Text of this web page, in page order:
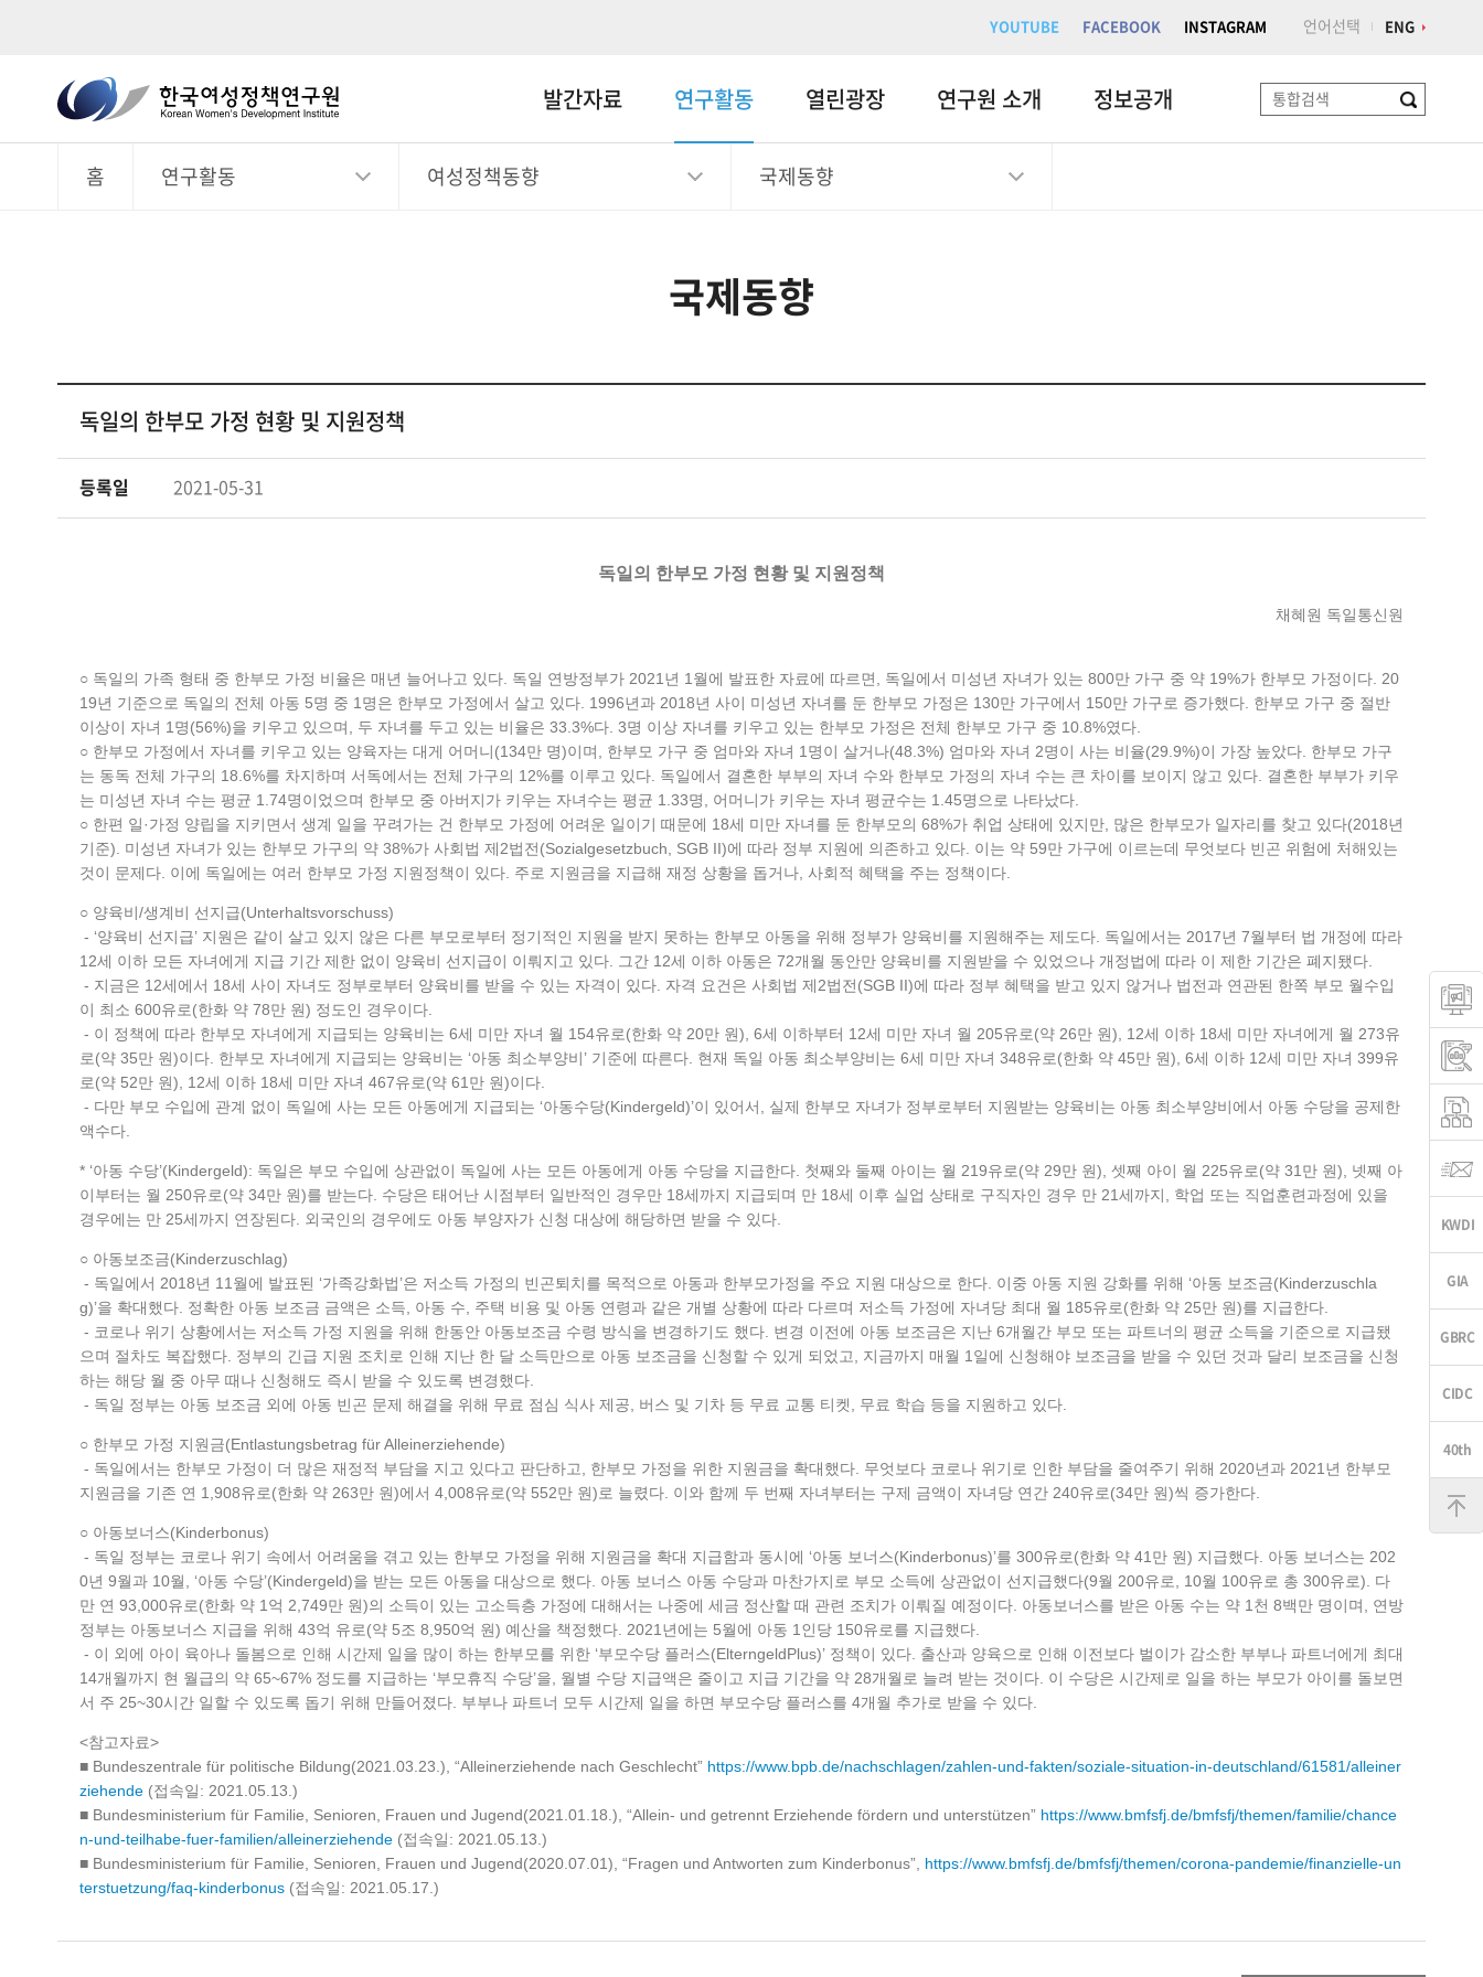
YOUTUBE FACEBOOK INSTAGRAM 언어선택 ENG
한
국
여
Development
Institute
검
체
발간자료 연구활동 열린광장 연구원 소개 정보공개
홈 연구활동 여성정책동향 국제동향
국제동향
독일의 한부모 가정 현황 및 지원정책
등록일 2021-05-31
독일의 한부모 가정 현황 및 지원정책
채혜원 독일통신원
○ 독일의 가족 형태 중 한부모 가정 비율은 매년 늘어나고 있다. 독일 연방정부가 2021년 1월에 발표한 자료에 따르면, 독일에서 미성년 자녀가 있는 800만 가구 중 약 19%가 한부모 가정이다. 20
19년 기준으로 독일의 전체 아동 5명 중 1명은 한부모 가정에서 살고 있다. 1996년과 2018년 사이 미성년 자녀를 둔 한부모 가정은 130만 가구에서 150만 가구로 증가했다. 한부모 가구 중 절반
이상이 자녀 1명(56%)을 키우고 있으며, 두 자녀를 두고 있는 비율은 33.3%다. 3명 이상 자녀를 키우고 있는 한부모 가정은 전체 한부모 가구 중 10.8%였다.
○ 한부모 가정에서 자녀를 키우고 있는 양육자는 대게 어머니(134만 명)이며, 한부모 가구 중 엄마와 자녀 1명이 살거나(48.3%) 엄마와 자녀 2명이 사는 비율(29.9%)이 가장 높았다. 한부모 가구
는 동독 전체 가구의 18.6%를 차지하며 서독에서는 전체 가구의 12%를 이루고 있다. 독일에서 결혼한 부부의 자녀 수와 한부모 가정의 자녀 수는 큰 차이를 보이지 않고 있다. 결혼한 부부가 키우
는 미성년 자녀 수는 평균 1.74명이었으며 한부모 중 아버지가 키우는 자녀수는 평균 1.33명, 어머니가 키우는 자녀 평균수는 1.45명으로 나타났다.
○ 한편 일·가정 양립을 지키면서 생계 일을 꾸려가는 건 한부모 가정에 어려운 일이기 때문에 18세 미만 자녀를 둔 한부모의 68%가 취업 상태에 있지만, 많은 한부모가 일자리를 찾고 있다(2018년
기준). 미성년 자녀가 있는 한부모 가구의 약 38%가 사회법 제2법전(Sozialgesetzbuch, SGB II)에 따라 정부 지원에 의존하고 있다. 이는 약 59만 가구에 이르는데 무엇보다 빈곤 위험에 처해있는
것이 문제다. 이에 독일에는 여러 한부모 가정 지원정책이 있다. 주로 지원금을 지급해 재정 상황을 돕거나, 사회적 혜택을 주는 정책이다.
○ 양육비/생계비 선지급(Unterhaltsvorschuss)
- ‘양육비 선지급’ 지원은 같이 살고 있지 않은 다른 부모로부터 정기적인 지원을 받지 못하는 한부모 아동을 위해 정부가 양육비를 지원해주는 제도다. 독일에서는 2017년 7월부터 법 개정에 따라
12세 이하 모든 자녀에게 지급 기간 제한 없이 양육비 선지급이 이뤄지고 있다. 그간 12세 이하 아동은 72개월 동안만 양육비를 지원받을 수 있었으나 개정법에 따라 이 제한 기간은 폐지됐다.
- 지금은 12세에서 18세 사이 자녀도 정부로부터 양육비를 받을 수 있는 자격이 있다. 자격 요건은 사회법 제2법전(SGB II)에 따라 정부 혜택을 받고 있지 않거나 법전과 연관된 한쪽 부모 월수입
이 최소 600유로(한화 약 78만 원) 정도인 경우이다.
- 이 정책에 따라 한부모 자녀에게 지급되는 양육비는 6세 미만 자녀 월 154유로(한화 약 20만 원), 6세 이하부터 12세 미만 자녀 월 205유로(약 26만 원), 12세 이하 18세 미만 자녀에게 월 273유
로(약 35만 원)이다. 한부모 자녀에게 지급되는 양육비는 ‘아동 최소부양비’ 기준에 따른다. 현재 독일 아동 최소부양비는 6세 미만 자녀 348유로(한화 약 45만 원), 6세 이하 12세 미만 자녀 399유
로(약 52만 원), 12세 이하 18세 미만 자녀 467유로(약 61만 원)이다.
- 다만 부모 수입에 관계 없이 독일에 사는 모든 아동에게 지급되는 ‘아동수당(Kindergeld)’이 있어서, 실제 한부모 자녀가 정부로부터 지원받는 양육비는 아동 최소부양비에서 아동 수당을 공제한
액수다.
* ‘아동 수당’(Kindergeld): 독일은 부모 수입에 상관없이 독일에 사는 모든 아동에게 아동 수당을 지급한다. 첫째와 둘째 아이는 월 219유로(약 29만 원), 셋째 아이 월 225유로(약 31만 원), 넷째 아
이부터는 월 250유로(약 34만 원)를 받는다. 수당은 태어난 시점부터 일반적인 경우만 18세까지 지급되며 만 18세 이후 실업 상태로 구직자인 경우 만 21세까지, 학업 또는 직업훈련과정에 있을
경우에는 만 25세까지 연장된다. 외국인의 경우에도 아동 부양자가 신청 대상에 해당하면 받을 수 있다.
○ 아동보조금(Kinderzuschlag)
- 독일에서 2018년 11월에 발표된 ‘가족강화법’은 저소득 가정의 빈곤퇴치를 목적으로 아동과 한부모가정을 주요 지원 대상으로 한다. 이중 아동 지원 강화를 위해 ‘아동 보조금(Kinderzuschla
g)’을 확대했다. 정확한 아동 보조금 금액은 소득, 아동 수, 주택 비용 및 아동 연령과 같은 개별 상황에 따라 다르며 저소득 가정에 자녀당 최대 월 185유로(한화 약 25만 원)를 지급한다.
- 코로나 위기 상황에서는 저소득 가정 지원을 위해 한동안 아동보조금 수령 방식을 변경하기도 했다. 변경 이전에 아동 보조금은 지난 6개월간 부모 또는 파트너의 평균 소득을 기준으로 지급됐
으며 절차도 복잡했다. 정부의 긴급 지원 조치로 인해 지난 한 달 소득만으로 아동 보조금을 신청할 수 있게 되었고, 지금까지 매월 1일에 신청해야 보조금을 받을 수 있던 것과 달리 보조금을 신청
하는 해당 월 중 아무 때나 신청해도 즉시 받을 수 있도록 변경했다.
- 독일 정부는 아동 보조금 외에 아동 빈곤 문제 해결을 위해 무료 점심 식사 제공, 버스 및 기차 등 무료 교통 티켓, 무료 학습 등을 지원하고 있다.
○ 한부모 가정 지원금(Entlastungsbetrag für Alleinerziehende)
- 독일에서는 한부모 가정이 더 많은 재정적 부담을 지고 있다고 판단하고, 한부모 가정을 위한 지원금을 확대했다. 무엇보다 코로나 위기로 인한 부담을 줄여주기 위해 2020년과 2021년 한부모
지원금을 기존 연 1,908유로(한화 약 263만 원)에서 4,008유로(약 552만 원)로 늘렸다. 이와 함께 두 번째 자녀부터는 구제 금액이 자녀당 연간 240유로(34만 원)씩 증가한다.
○ 아동보너스(Kinderbonus)
- 독일 정부는 코로나 위기 속에서 어려움을 겪고 있는 한부모 가정을 위해 지원금을 확대 지급함과 동시에 ‘아동 보너스(Kinderbonus)’를 300유로(한화 약 41만 원) 지급했다. 아동 보너스는 202
0년 9월과 10월, ‘아동 수당’(Kindergeld)을 받는 모든 아동을 대상으로 했다. 아동 보너스 아동 수당과 마찬가지로 부모 소득에 상관없이 선지급했다(9월 200유로, 10월 100유로 총 300유로). 다
만 연 93,000유로(한화 약 1억 2,749만 원)의 소득이 있는 고소득층 가정에 대해서는 나중에 세금 정산할 때 관련 조치가 이뤄질 예정이다. 아동보너스를 받은 아동 수는 약 1천 8백만 명이며, 연방
정부는 아동보너스 지급을 위해 43억 유로(약 5조 8,950억 원) 예산을 책정했다. 2021년에는 5월에 아동 1인당 150유로를 지급했다.
- 이 외에 아이 육아나 돌봄으로 인해 시간제 일을 많이 하는 한부모를 위한 ‘부모수당 플러스(ElterngeldPlus)’ 정책이 있다. 출산과 양육으로 인해 이전보다 벌이가 감소한 부부나 파트너에게 최대
14개월까지 현 월급의 약 65~67% 정도를 지급하는 ‘부모휴직 수당’을, 월별 수당 지급액은 줄이고 지급 기간을 약 28개월로 늘려 받는 것이다. 이 수당은 시간제로 일을 하는 부모가 아이를 돌보면
서 주 25~30시간 일할 수 있도록 돕기 위해 만들어졌다. 부부나 파트너 모두 시간제 일을 하면 부모수당 플러스를 4개월 추가로 받을 수 있다.
<참고자료>
■ Bundeszentrale für politische Bildung(2021.03.23.), “Alleinerziehende nach Geschlecht” https://www.bpb.de/nachschlagen/zahlen-und-fakten/soziale-situation-in-deutschland/61581/alleiner
ziehende (접속일: 2021.05.13.)
■ Bundesministerium für Familie, Senioren, Frauen und Jugend(2021.01.18.), “Allein- und getrennt Erziehende fördern und unterstützen” https://www.bmfsfj.de/bmfsfj/themen/familie/chance
n-und-teilhabe-fuer-familien/alleinerziehende (접속일: 2021.05.13.)
■ Bundesministerium für Familie, Senioren, Frauen und Jugend(2020.07.01), “Fragen und Antworten zum Kinderbonus”, https://www.bmfsfj.de/bmfsfj/themen/corona-pandemie/finanzielle-un
terstuetzung/faq-kinderbonus (접속일: 2021.05.17.)